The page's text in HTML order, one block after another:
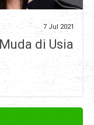
7 Jul 2021
di Usia